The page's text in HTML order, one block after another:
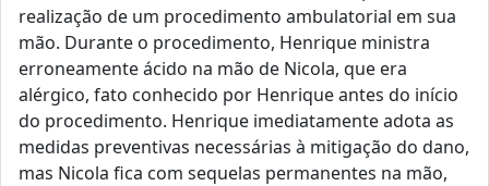
realização de um procedimento ambulatorial em sua
mão. Durante o procedimento, Henrique ministra
erroneamente ácido na mão de Nicola, que era
alérgico, fato conhecido por Henrique antes do início
do procedimento. Henrique imediatamente adota as
medidas preventivas necessárias à mitigação do dano,
mas Nicola fica com sequelas permanentes na mão,